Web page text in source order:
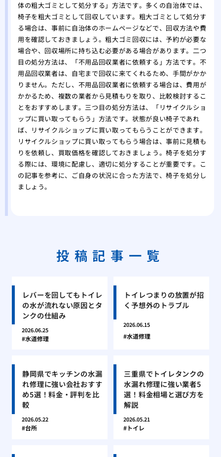
体の粗大ゴミとして処分する」方法です。多くの自治体では、
椅子を粗大ゴミとして回収しています。粗大ゴミとして処分す
る場合は、事前に自治体のホームページなどで、回収方法や費
用を確認しておきましょう。粗大ゴミ回収には、予約が必要な
場合や、回収場所に持ち込む必要がある場合があります。二つ
目の処分方法は、「不用品回収業者に依頼する」方法です。不
用品回収業者は、自宅まで回収に来てくれるため、手間がかか
りません。ただし、不用品回収業者に依頼する場合は、費用が
かかるため、複数の業者から見積もりを取り、比較検討するこ
とをおすすめします。三つ目の処分方法は、「リサイクルショ
ップに買い取ってもらう」方法です。状態が良い椅子であれ
ば、リサイクルショップに買い取ってもらうことができます。
リサイクルショップに買い取ってもらう場合は、事前に見積も
りを依頼し、買取価格を確認しておきましょう。椅子を処分す
る際には、環境に配慮し、適切に処分することが重要です。こ
の記事を参考に、ご自身の状況に合った方法で、椅子を処分し
ましょう。
投稿記事一覧
レバーを回してもトイレ
の水が流れない原因とタ
ンクの仕組み
2026.06.25
水道修理
トイレつまりの放置が招
く予想外のトラブル
2026.06.15
水道修理
静岡県でキッチンの水漏
れ修理に強い会社おすす
め5選！料金・評判を比
較
2026.05.22
台所
三重県でトイレタンクの
水漏れ修理に強い業者5
選！料金相場と選び方を
解説
2026.05.21
トイレ